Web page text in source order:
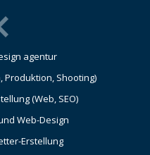
agentur
Produktion, Shooting)
(Web, SEO)
Web-Design
Erstellung